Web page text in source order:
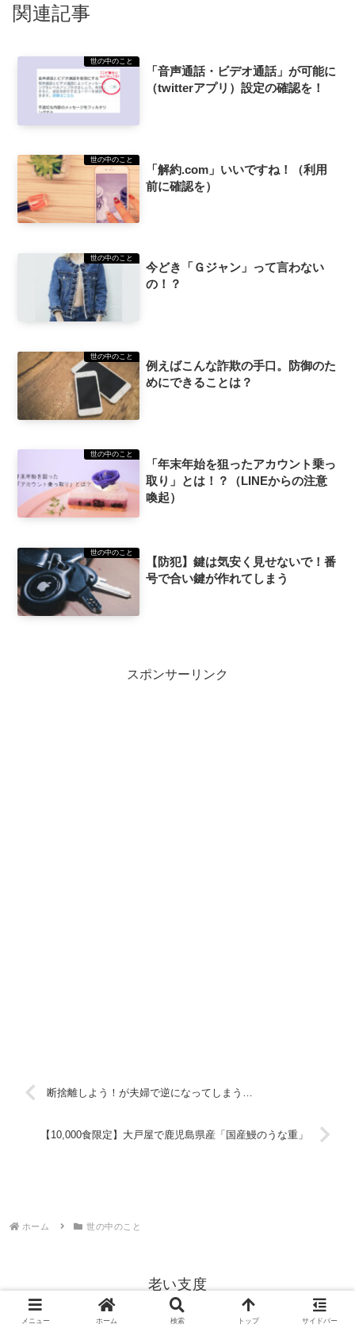
関連記事
世の中のこと
「音声通話・ビデオ通話」が可能に
（twitterアプリ）設定の確認を！
世の中のこと
「解約.com」いいですね！（利用
前に確認を）
世の中のこと
今どき「Ｇジャン」って言わない
の！？
世の中のこと
例えばこんな詐欺の手口。防御のた
めにできることは？
世の中のこと
「年末年始を狙ったアカウント乗っ
取り」とは！？（LINEからの注意
喚起）
世の中のこと
【防犯】鍵は気安く見せないで！番
号で合い鍵が作れてしまう
スポンサーリンク
断捨離しよう！が夫婦で逆になってしまう…
【10,000食限定】大戸屋で鹿児島県産「国産鰻のうな重」
ホーム 世の中のこと
老い支度
© 2022 老い支度.
メニュー ホーム 検索 トップ サイドバー